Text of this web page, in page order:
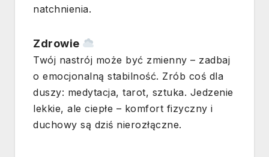
natchnienia.
Zdrowie
Twój nastrój może być zmienny – zadbaj
o emocjonalną stabilność. Zrób coś dla
duszy: medytacja, tarot, sztuka. Jedzenie
lekkie, ale ciepłe – komfort fizyczny i
duchowy są dziś nierozłączne.